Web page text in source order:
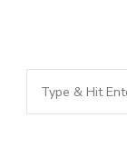
Looking
for